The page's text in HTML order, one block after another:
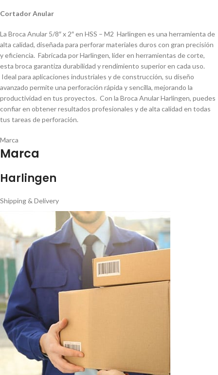
Cortador Anular
La Broca Anular 5/8″ x 2″ en HSS – M2 Harlingen es una herramienta de
alta calidad, diseñada para perforar materiales duros con gran precisión
y eficiencia. Fabricada por Harlingen, líder en herramientas de corte,
esta broca garantiza durabilidad y rendimiento superior en cada uso.
Ideal para aplicaciones industriales y de construcción, su diseño
avanzado permite una perforación rápida y sencilla, mejorando la
productividad en tus proyectos. Con la Broca Anular Harlingen, puedes
confiar en obtener resultados profesionales y de alta calidad en todas
tus tareas de perforación.
Marca
Marca
Harlingen
Shipping & Delivery